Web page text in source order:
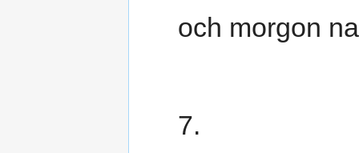
och morgon
7.